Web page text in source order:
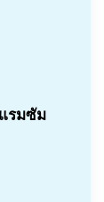
รมซัม